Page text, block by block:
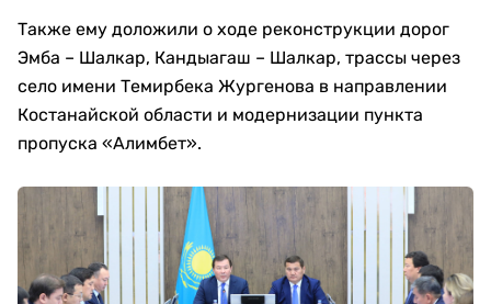
Также ему доложили о ходе реконструкции дорог
Эмба – Шалкар, Кандыагаш – Шалкар, трассы через
село имени Темирбека Жургенова в направлении
Костанайской области и модернизации пункта
пропуска «Алимбет».